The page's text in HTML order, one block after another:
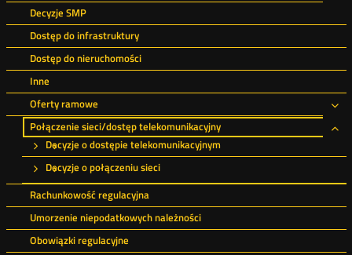
Decyzje SMP
Dostęp do infrastruktury
Dostęp do nieruchomości
Inne
Oferty ramowe
Połączenie sieci/dostęp telekomunikacyjny
Decyzje o dostępie telekomunikacyjnym
Decyzje o połączeniu sieci
Rachunkowość regulacyjna
Umorzenie niepodatkowych należności
Obowiązki regulacyjne